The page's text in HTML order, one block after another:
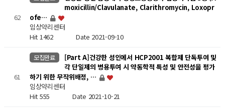
62
moxicillin/Clavulanate, Clarithromycin, Loxopr
ofe…
임상약리센터
Hit 1462 Date 2021-09-10
61
모집완료
[Part A]건강한 성인에서 HCP2001 복합제 단독투여 및
각 단일제의 병용투여 시 약동학적 특성 및 안전성을 평가
하기 위한 무작위배정, …
임상약리센터
Hit 555Date 2021-10-21